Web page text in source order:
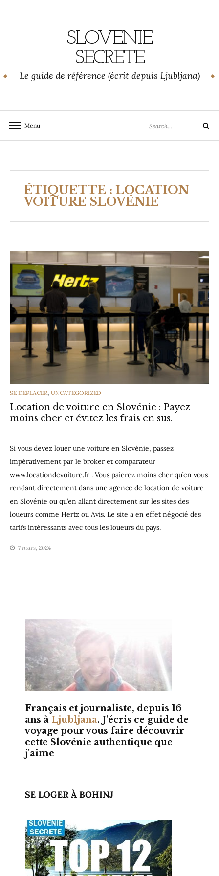
SLOVENIE
SECRETE
Le guide de référence (écrit depuis Ljubljana)
Menu
for:
Search
ÉTIQUETTE : LOCATION
VOITURE SLOVÉNIE
CATEGORIES
SE DEPLACER, UNCATEGORIZED
Location de voiture en Slovénie : Payez
moins cher et évitez les frais en sus.
Si vous devez louer une voiture en Slovénie, passez
impérativement par le broker et comparateur
www.locationdevoiture.fr . Vous paierez moins cher qu’en vous
rendant directement dans une agence de location de voiture
en Slovénie ou qu’en allant directement sur les sites des
loueurs comme Hertz ou Avis. Le site a en effet négocié des
tarifs intéressants avec tous les loueurs du pays.
7 mars, 2024
Français et journaliste, depuis 16
ans à Ljubljana. J'écris ce guide de
voyage pour vous faire découvrir
cette Slovénie authentique que
j'aime
SE LOGER À BOHINJ